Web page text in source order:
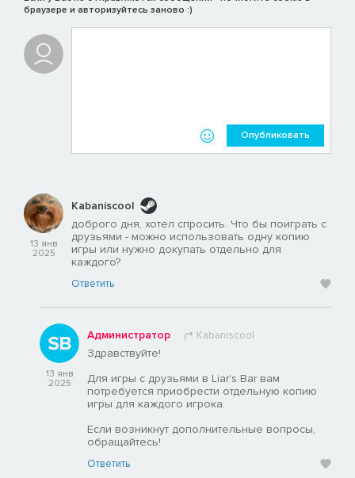
Яростный бык с темпераментом таким же свирепым, как и его
преданность. Сможете ли вы обуздать его мощь, не
поддаваясь на его гнев?
Подписывайтесь на нас
Оставайтесь в курсе последних новостей и эксклюзивных
Не пропустите самое интересное!
Займите место, закажите выпивку и приготовьтесь лгать!
браузере и авторизуйтесь заново :)
Опубликовать
13 янв
2025
Kabaniscool
доброго дня, хотел спросить. Что бы поиграть с
друзьями - можно использовать одну копию
игры или нужно докупать отдельно для
каждого?
Ответить
13 янв
2025
Администратор Kabaniscool
Здравствуйте!
Для игры с друзьями в Liar's Bar вам
потребуется приобрести отдельную копию
игры для каждого игрока.
Если возникнут дополнительные вопросы,
обращайтесь!
Ответить